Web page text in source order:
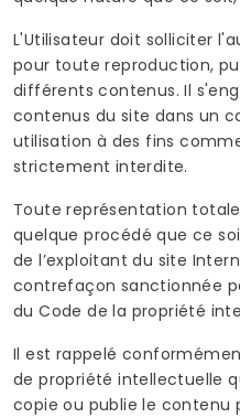
L'Utilisateur doit solliciter
pour toute reproduction,
différents contenus. Il
contenus du site dans un
utilisation à des fins
strictement interdite.
Toute représentation
quelque procédé que ce
de l’exploitant du site
contrefaçon sanctionnée
du Code de la propriété
Il est rappelé
de propriété intellectuelle
copie ou publie le contenu